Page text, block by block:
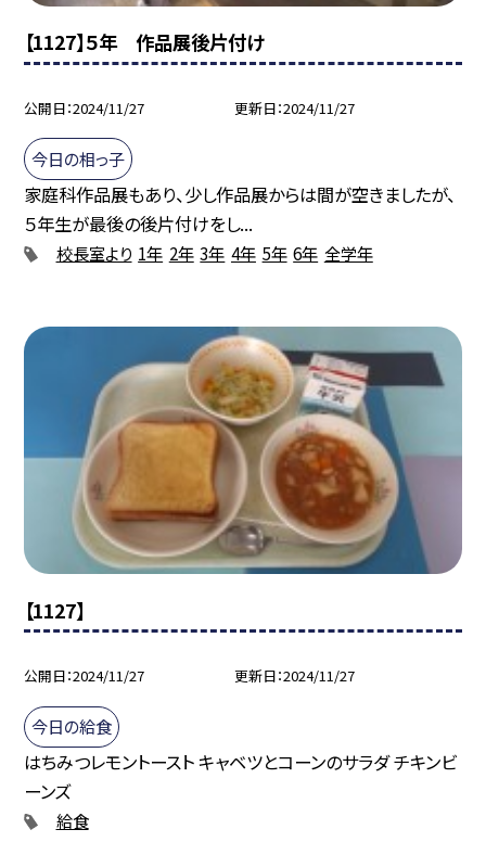
【1127】５年 作品展後片付け
公開日 2024/11/27 更新日 2024/11/27
今日の相っ子
家庭科作品展もあり、少し作品展からは間が空きましたが、
５年生が最後の後片付けをし...
校長室より 1年 2年 3年 4年 5年 6年 全学年
【1127】
公開日 2024/11/27 更新日 2024/11/27
今日の給食
はちみつレモントースト キャベツとコーンのサラダ チキンビ
ーンズ
給食